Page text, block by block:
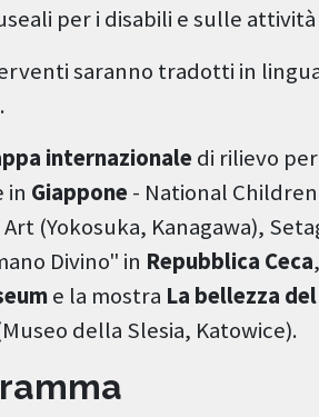
per i disabili e sulle
saranno tradotti in
internazionale di rilievo
in Giappone - National
(Yokosuka, Kanagawa),
Divino" in Repubblica Ceca
e la mostra La bellezza
della Slesia, Katowice).